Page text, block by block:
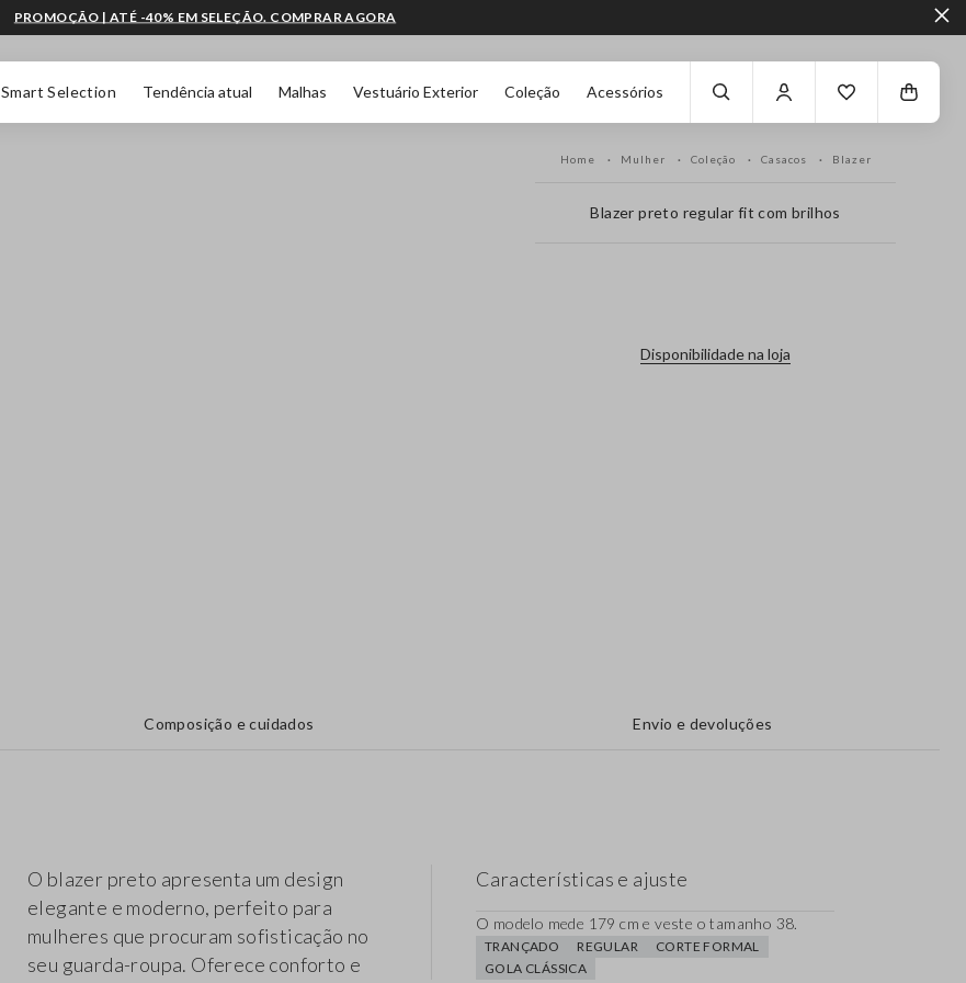
Smart Selection Tendência atual Malhas Vestuário Exterior Coleção Acessórios
PROMOÇÃO | ATÉ -40% EM SELEÇÃO. COMPRAR AGORA
Home Mulher Coleção Casacos Blazer
Blazer preto regular fit com brilhos
Disponibilidade na loja
Composição e cuidados Envio e devoluções
O blazer preto apresenta um design
elegante e moderno, perfeito para
mulheres que procuram sofisticação no
seu guarda-roupa. Oferece conforto e
Características e ajuste
O modelo mede 179 cm e veste o tamanho 38.
TRANÇADO REGULAR
CORTE FORMAL
GOLA CLÁSSICA